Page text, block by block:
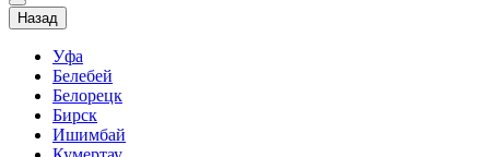
Назад
Уфа
Белебей
Белорецк
Бирск
Ишимбай